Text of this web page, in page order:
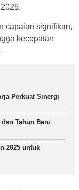
capaian signifikan,
kecepatan
Perkuat Sinergi
Tahun Baru
2025 untuk